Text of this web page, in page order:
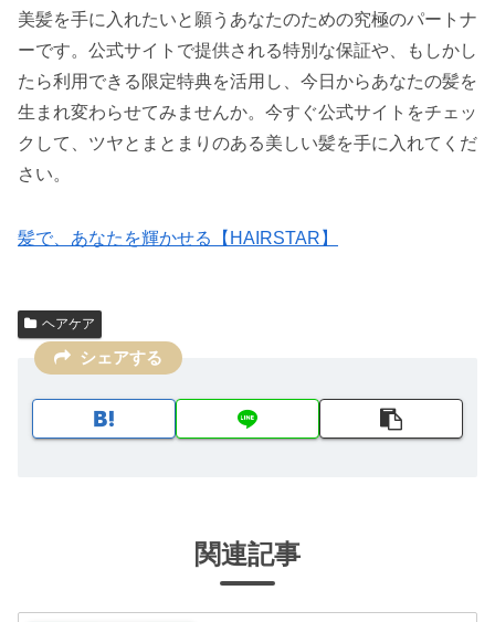
美髪を手に入れたいと願うあなたのための究極のパートナ
ーです。公式サイトで提供される特別な保証や、もしかし
たら利用できる限定特典を活用し、今日からあなたの髪を
生まれ変わらせてみませんか。今すぐ公式サイトをチェッ
クして、ツヤとまとまりのある美しい髪を手に入れてくだ
さい。
髪で、あなたを輝かせる【HAIRSTAR】
ヘアケア
シェアする
関連記事